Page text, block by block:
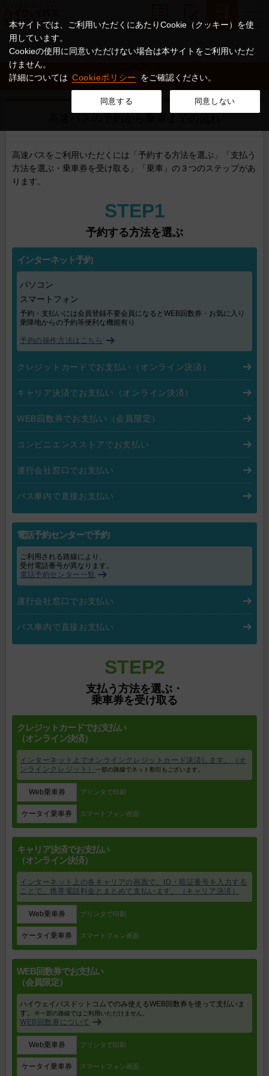
本サイトでは、ご利用いただくにあたりCookie（クッキー）を使
用しています。
Cookieの使用に同意いただけない場合は本サイトをご利用いただ
けません。
詳細については Cookieポリシー をご確認ください。
同意する 同意しない
ご利用案内
高速バスをご利用いただくには「予約する方法を選ぶ」「支払う
方法を選ぶ・乗車券を受け取る」「乗車」の３つのステップがあ
ります。
STEP1
予約する方法を選ぶ
インターネット予約
パソコン
スマートフォン
予約・支払いには会員登録不要会員になるとWEB回数券・お気に入り
乗降地からの予約等便利な機能有り
予約の操作方法はこちら
クレジットカードでお支払い （オンライン決済）
キャリア決済でお支払い （オンライン決済）
WEB回数券でお支払い （会員限定）
コンビニエンスストアでお支払い
運行会社窓口でお支払い
バス車内で直接お支払い
電話予約センターで予約
ご利用される路線により、
受付電話番号が異なります。
電話予約センター一覧
運行会社窓口でお支払い
バス車内で直接お支払い
STEP2
支払う方法を選ぶ・
乗車券を受け取る
クレジットカードでお支払い
（オンライン決済）
インターネット上でオンラインクレジットカード決済します。（オ
ンラインクレジット）
一部の路線でネット割引もございます。
Web乗車券 プリンタで印刷
ケータイ乗車券 スマートフォン画面
キャリア決済でお支払い
（オンライン決済）
インターネット上の各キャリアの画面で、ID・暗証番号を入力する
ことで、携帯電話料金とまとめて支払います。（キャリア決済）
Web乗車券 プリンタで印刷
ケータイ乗車券 スマートフォン画面
WEB回数券でお支払い
（会員限定）
ハイウェイバスドットコムでのみ使えるWEB回数券を使って支払いま
す。
※一部の路線ではご利用いただけません。
WEB回数券について
Web乗車券 プリンタで印刷
ケータイ乗車券 スマートフォン画面